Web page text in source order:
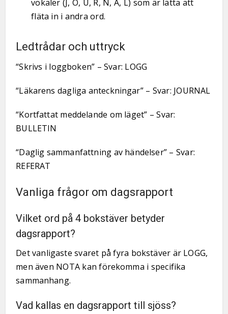
vokaler (J, O, U, R, N, A, L) som är lätta att
fläta in i andra ord.
Ledtrådar och uttryck
“Skrivs i loggboken” – Svar: LOGG
“Läkarens dagliga anteckningar” – Svar: JOURNAL
“Kortfattat meddelande om läget” – Svar:
BULLETIN
“Daglig sammanfattning av händelser” – Svar:
REFERAT
Vanliga frågor om dagsrapport
Vilket ord på 4 bokstäver betyder
dagsrapport?
Det vanligaste svaret på fyra bokstäver är LOGG,
men även NOTA kan förekomma i specifika
sammanhang.
Vad kallas en dagsrapport till sjöss?